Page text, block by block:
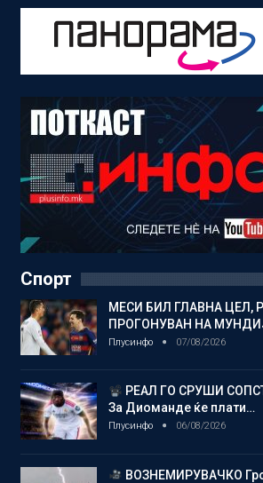
Спорт
МЕСИ БИЛ ГЛАВНА ЦЕЛ,
ПРОГОНУВАН НА
Плусинфо 07/08/2026
РЕАЛ ГО СРУШИ
За Диоманде ќе плати…
Плусинфо 06/08/2026
ВОЗНЕМИРУВАЧКО